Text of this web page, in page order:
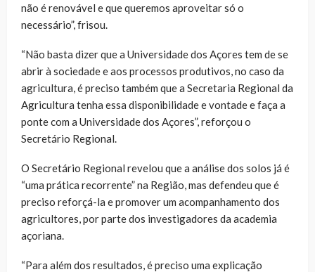
não é renovável e que queremos aproveitar só o
necessário”, frisou.
“Não basta dizer que a Universidade dos Açores tem de se
abrir à sociedade e aos processos produtivos, no caso da
agricultura, é preciso também que a Secretaria Regional da
Agricultura tenha essa disponibilidade e vontade e faça a
ponte com a Universidade dos Açores”, reforçou o
Secretário Regional.
O Secretário Regional revelou que a análise dos solos já é
“uma prática recorrente” na Região, mas defendeu que é
preciso reforçá-la e promover um acompanhamento dos
agricultores, por parte dos investigadores da academia
açoriana.
“Para além dos resultados, é preciso uma explicação